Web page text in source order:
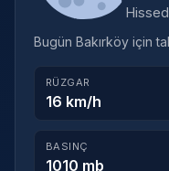
Bugün Bakırköy için
RÜZGAR
16 km/h
BASINÇ
1010 mb